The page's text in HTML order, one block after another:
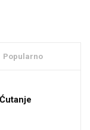
Popularno